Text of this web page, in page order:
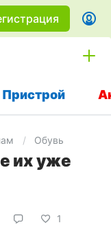
Пристрой
Обувь
их уже
1